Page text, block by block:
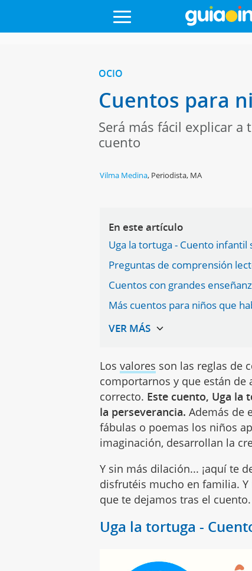
OCIO
Cuentos para
Será más fácil explicar
cuento
Vilma Medina, Periodista, MA
En este artículo
Uga la tortuga - Cuento
Preguntas de comprensión
Cuentos con grandes
Más cuentos para niños que
Losvalores son las reglas de
comportarnos y que están
correcto. Este cuento, Uga la
la perseverancia.Además de
fábulas o poemas los niños
imaginación, desarrollan la
Y sin más dilación... ¡aquí te
disfrutéis mucho en familia.
que te dejamos tras el cuento.
Uga la tortuga -